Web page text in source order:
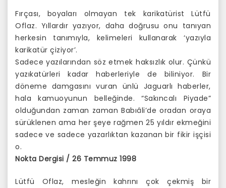
Fırçası, boyaları olmayan tek karikatürist Lütfü
Oflaz. Yıllardır yazıyor, daha doğrusu onu tanıyan
herkesin tanımıyla, kelimeleri kullanarak ‘yazıyla
karikatür çiziyor’.
Sadece yazılarından söz etmek haksızlık olur. Çünkü
yazıkatürleri kadar haberleriyle de biliniyor. Bir
döneme damgasını vuran ünlü Jaguarlı haberler,
hala kamuoyunun belleğinde. “Sakıncalı Piyade”
olduğundan zaman zaman Babıâli’de oradan oraya
sürüklenen ama her şeye rağmen 25 yıldır ekmeğini
sadece ve sadece yazarlıktan kazanan bir fikir işçisi
o.
Nokta Dergisi / 26 Temmuz 1998
Lütfü Oflaz, mesleğin kahrını çok çekmiş bir